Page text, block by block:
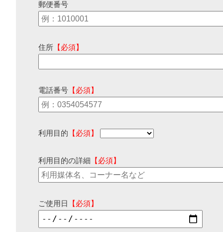
郵便番号
住所 【必須】
電話番号 【必須】
利用目的 【必須】
利用目的の詳細 【必須】
ご使用日 【必須】